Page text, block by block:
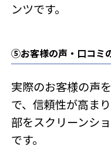
ンツです。
⑤お客様の声・口コミ
実際のお客様の声
で、信頼性が高ま
部をスクリーンシ
です。